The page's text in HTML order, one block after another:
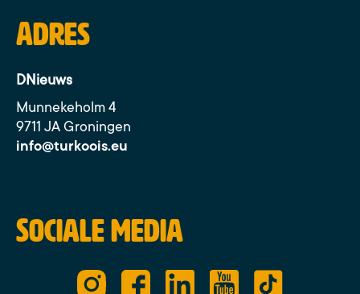
Adres
DNieuws
Munnekeholm 4
9711 JA Groningen
info@turkoois.eu
Sociale media